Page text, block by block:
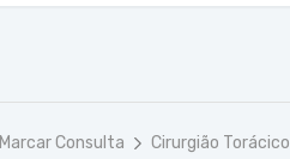
Marcar Consulta Cirurgião Torácico